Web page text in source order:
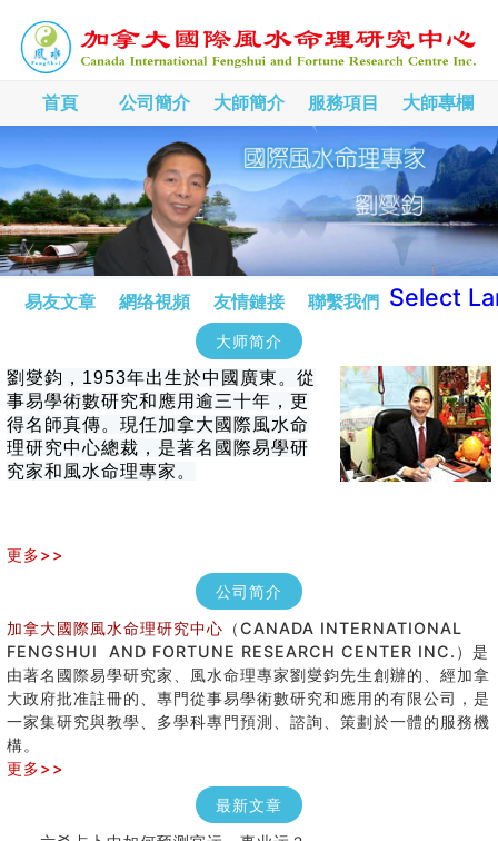
首頁 公司簡介 大師簡介 服務項目 大師專欄
易友文章 網络視頻 友情鏈接 聯繫我們 Select
大师简介
劉燮鈞，1953年出生於中國廣東。從
事易學術數研究和應用逾三十年，更
得名師真傳。現任加拿大國際風水命
理研究中心總裁，是著名國際易學研
究家和風水命理專家。
更多>>
公司简介
加拿大國際風水命理研究中心 （CANADA INTERNATIONAL
FENGSHUI AND FORTUNE RESEARCH CENTER INC.）是
由著名國際易學研究家、風水命理專家劉燮鈞先生創辦的、經加拿
大政府批准註冊的、專門從事易學術數研究和應用的有限公司，是
一家集研究與教學、多學科專門預測、諮詢、策劃於一體的服務機
構。
更多>>
最新文章
八字铁口直断经验总结五十条
饭店餐馆风水布局知识
六爻占卜中如何预测官运、事业运？